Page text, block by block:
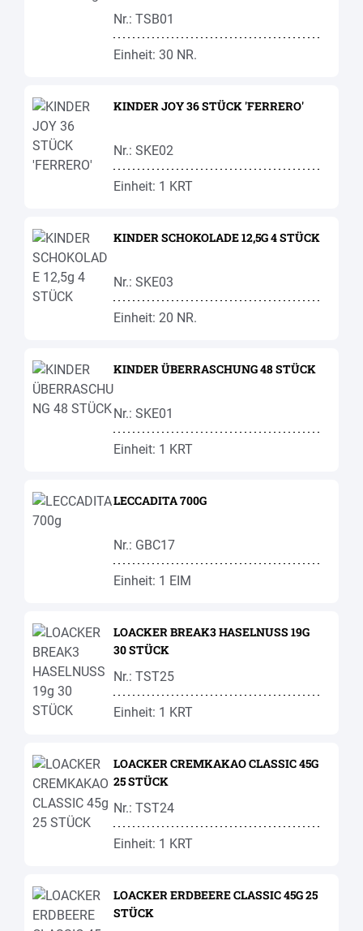
Nr.: TSB01
Einheit: 30 NR.
KINDER JOY 36 STÜCK 'FERRERO'
Nr.: SKE02
Einheit: 1 KRT
KINDER SCHOKOLADE 12,5G 4 STÜCK
Nr.: SKE03
Einheit: 20 NR.
KINDER ÜBERRASCHUNG 48 STÜCK
Nr.: SKE01
Einheit: 1 KRT
LECCADITA 700G
Nr.: GBC17
Einheit: 1 EIM
LOACKER BREAK3 HASELNUSS 19G
30 STÜCK
Nr.: TST25
Einheit: 1 KRT
LOACKER CREMKAKAO CLASSIC 45G
25 STÜCK
Nr.: TST24
Einheit: 1 KRT
LOACKER ERDBEERE CLASSIC 45G 25
STÜCK